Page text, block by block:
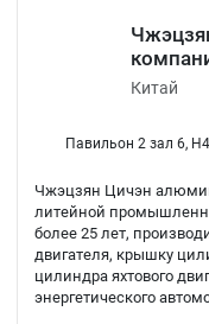
Китай
Павильон 2 зал 6,
Чжэцзян Цичэн
литейной
более 25 лет,
двигателя, крышку
цилиндра яхтового
энергетического